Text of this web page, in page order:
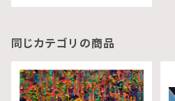
同じカテゴリの商品